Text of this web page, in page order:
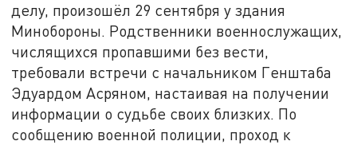
делу, произошёл 29 сентября у здания
Минобороны. Родственники военнослужащих,
числящихся пропавшими без вести,
требовали встречи с начальником Генштаба
Эдуардом Асряном, настаивая на получении
информации о судьбе своих близких. По
сообщению военной полиции, проход к